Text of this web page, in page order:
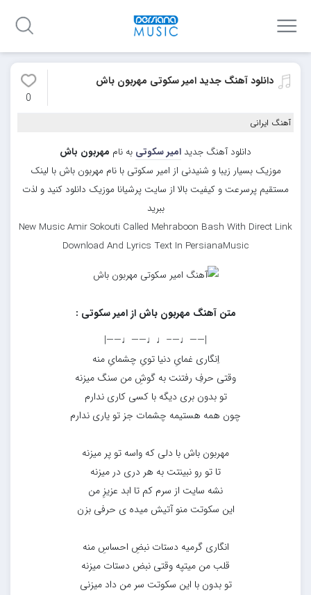
دانلود آهنگ جدید امیر سکوتی مهربون باش
0
آهنگ ایرانی
دانلود آهنگ جدید امیر سکوتی به نام مهربون باش
موزیک بسیار زیبا و شنیدنی از امیر سکوتی با نام مهربون باش با لینک
مستقیم پرسرعت و کیفیت بالا از سایت پرشیانا موزیک دانلود کنید و لذت
ببرید
New Music Amir Sokouti Called Mehraboon Bash With Direct Link
Download And Lyrics Text In PersianaMusic
متن آهنگ مهربون باش از امیر سکوتی :
|——♩—–♩♩——♩——|
اِنگاری غمایِ دنیا تویِ چشمایِ منه
وقتی حرفِ رفتنت به گوشِ من سنگ میزنه
تو بدون بری دیگه با کسی کاری ندارم
چون همه هستیمه چشمات جز تو یاری ندارم
مهربون باش با دلی که واسه تو پر میزنه
تا تو رو نبینتت به هر دری در میزنه
نشه سایت از سرم کم تا ابد عزیزِ من
این سکوتت منو آتیش میده ی حرفی بزن
انگاری گرمیه دستات نبضِ احساسِ منه
قلب من میتپه وقتی نبض دستات میزنه
تو بدون با این سکوتت سر من داد میزنی